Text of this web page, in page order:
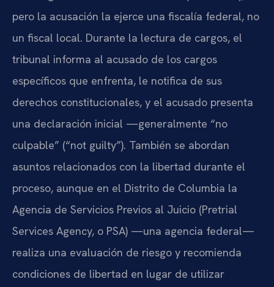
pero la acusación la ejerce una fiscalía federal, no
un fiscal local. Durante la lectura de cargos, el
tribunal informa al acusado de los cargos
específicos que enfrenta, le notifica de sus
derechos constitucionales, y el acusado presenta
una declaración inicial —generalmente “no
culpable” (“not guilty”). También se abordan
asuntos relacionados con la libertad durante el
proceso, aunque en el Distrito de Columbia la
Agencia de Servicios Previos al Juicio (Pretrial
Services Agency, o PSA) —una agencia federal—
realiza una evaluación de riesgo y recomienda
condiciones de libertad en lugar de utilizar